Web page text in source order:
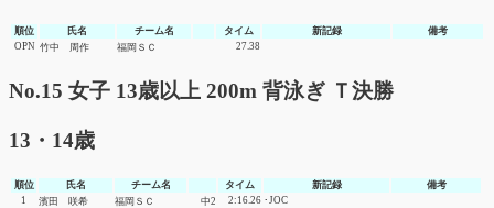
順位 氏名 チーム名 タイム 新記録
備考
OPN 竹中 周作 福岡ＳＣ 27.38
No.15 女子 13歳以上 200m 背泳ぎ Ｔ決勝
13・14歳
順位 氏名 チーム名 タイム 新記録
備考
1
濱田 咲希 福岡ＳＣ 中2 2:16.26 ･JOC